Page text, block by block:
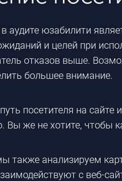
юзабилити
и целей при
отказов выше.
большее внимание.
посетителя на
Вы же не хотите, чтобы
также анализируем
с веб-